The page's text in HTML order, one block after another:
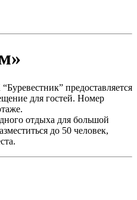
предоставляется
для гостей. Номер
отдыха для большой
до 50 человек,